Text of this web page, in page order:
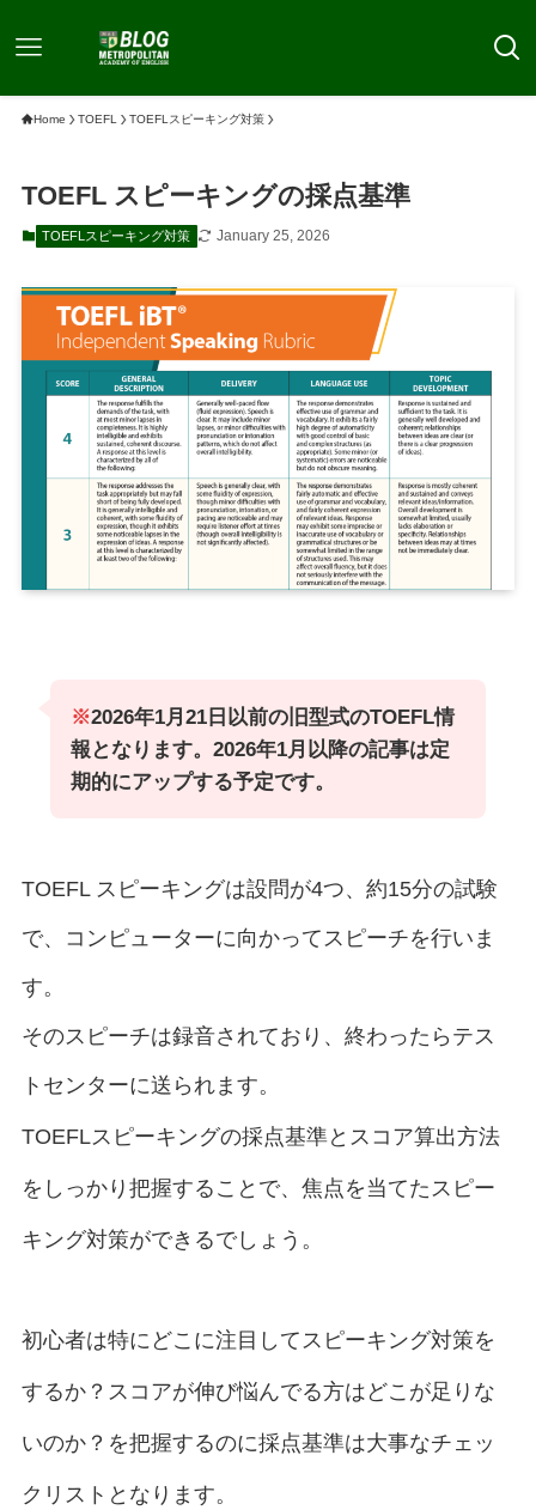
Home TOEFL TOEFLスピーキング対策
TOEFL スピーキングの採点基準
TOEFLスピーキング対策 January 25, 2026
※2026年1月21日以前の旧型式のTOEFL情
報となります。2026年1月以降の記事は定
期的にアップする予定です。
TOEFL スピーキングは設問が4つ、約15分の試験
で、コンピューターに向かってスピーチを行いま
す。
そのスピーチは録音されており、終わったらテス
トセンターに送られます。
TOEFLスピーキングの採点基準とスコア算出方法
をしっかり把握することで、焦点を当てたスピー
キング対策ができるでしょう。
初心者は特にどこに注目してスピーキング対策を
するか？スコアが伸び悩んでる方はどこが足りな
いのか？を把握するのに採点基準は大事なチェッ
クリストとなります。